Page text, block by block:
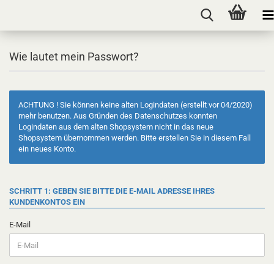
Wie lautet mein Passwort?
ACHTUNG ! Sie können keine alten Logindaten (erstellt vor 04/2020)
mehr benutzen. Aus Gründen des Datenschutzes konnten
Logindaten aus dem alten Shopsystem nicht in das neue
Shopsystem übernommen werden. Bitte erstellen Sie in diesem Fall
ein neues Konto.
SCHRITT 1: GEBEN SIE BITTE DIE E-MAIL ADRESSE IHRES
KUNDENKONTOS EIN
E-Mail